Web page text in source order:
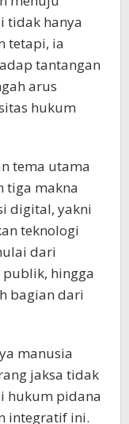
tidak hanya
tetapi, ia
tantangan
arus
hukum
tema utama
tiga makna
digital, yakni
teknologi
dari
hingga
bagian dari
manusia
jaksa tidak
hukum pidana
integratif ini.